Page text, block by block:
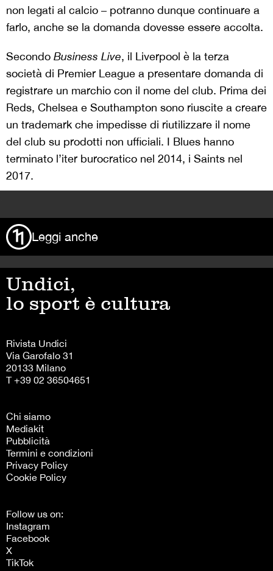
non legati al calcio – potranno dunque continuare a
farlo, anche se la domanda dovesse essere accolta.
Secondo Business Live, il Liverpool è la terza
società di Premier League a presentare domanda di
registrare un marchio con il nome del club. Prima dei
Reds, Chelsea e Southampton sono riuscite a creare
un trademark che impedisse di riutilizzare il nome
del club su prodotti non ufficiali. I Blues hanno
terminato l’iter burocratico nel 2014, i Saints nel
2017.
Leggi anche
Undici,
lo sport è cultura
Rivista Undici
Via Garofalo 31
20133 Milano
T +39 02 36504651
Chi siamo
Mediakit
Pubblicità
Termini e condizioni
Privacy Policy
Cookie Policy
Follow us on:
Instagram
Facebook
X
TikTok